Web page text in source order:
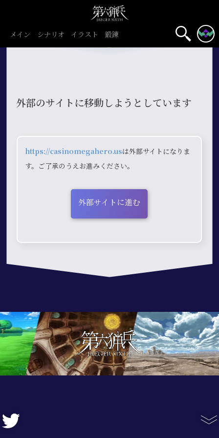
メイン シナリオ イラスト 鍛錬
外部のサイトに移動しようとしています
https://casinomegahero.usは外部サイトになりま
す。ご了承のうえお進みください。
外部サイトに進む